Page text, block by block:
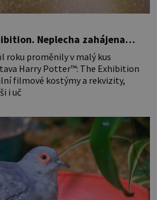
Neplecha zahájena…
roku proměnily v malý kus
Harry Potter™: The Exhibition
filmové kostýmy a rekvizity,
i uč